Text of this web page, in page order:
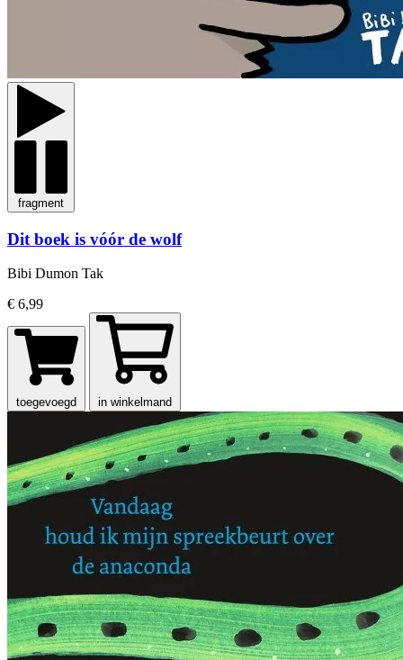
fragment
Dit boek is vóór de wolf
Bibi Dumon Tak
€ 6,99
toegevoegd in winkelmand